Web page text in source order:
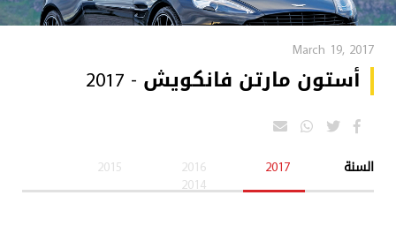
March 19, 2017
أستون مارتن فانكويش - 2017
السنة 2017
2016
2015
2014